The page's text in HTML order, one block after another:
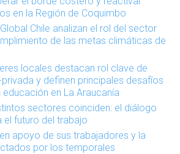
en la Región de Coquimbo
Chile analizan el rol del sector
de las metas climáticas de
locales destacan rol clave de
y definen principales desafíos
en La Araucanía
sectores coinciden: el diálogo
el futuro del trabajo
apoyo de sus trabajadores y la
por los temporales